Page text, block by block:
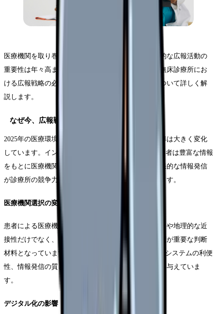
医療機関を取り巻く環境が急速に変化する中、戦略的な広報活動の
重要性は年々高まっています。本セクションでは、無床診療所にお
ける広報戦略の必要性と、その具体的なメリットについて詳しく解
説します。
なぜ今、広報戦略が重要なのか
2025年の医療環境において、患者の医療機関選択基準は大きく変化
しています。インターネットやSNSの普及により、患者は豊富な情報
をもとに医療機関を選択するようになっており、効果的な情報発信
が診療所の競争力を左右する重要な要素となっています。
医療機関選択の変化
患者による医療機関の選択プロセスは、従来の口コミや地理的な近
接性だけでなく、オンライン上の評価や情報の充実度が重要な判断
材料となっています。Webサイトの使いやすさ、予約システムの利便
性、情報発信の質と量が、患者の選択に大きな影響を与えていま
す。
デジタル化の影響